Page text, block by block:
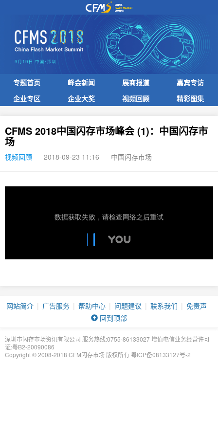
专题首页 峰会新闻 展商报道
嘉宾专访
企业专区
企业大奖 视频回顾 精彩图集
CFMS 2018中国闪存市场峰会 (1)：中国闪存市
场
视频回顾 2018-09-23 11:16 中国闪存市场
网站简介 | 广告服务 | 帮助中心 | 问题建议 | 联系我们 | 免责声
回到顶部
深圳市闪存市场资讯有限公司 服务热线:0755-86133027 增值电信业务经营许可
证:粤B2-20090086
Copyright © 2008-2018 CFM闪存市场 版权所有 粤ICP备08133127号-2